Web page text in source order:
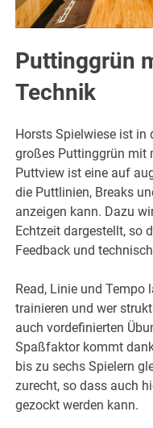
Puttinggrün
Technik
Horsts Spielwiese ist in
großes Puttinggrün mit
Puttview ist eine auf
die Puttlinien, Breaks
anzeigen kann. Dazu
Echtzeit dargestellt, so
Feedback und
Read, Linie und Tempo
trainieren und wer
auch vordefinierten
Spaßfaktor kommt
bis zu sechs Spielern
zurecht, so dass auch
gezockt werden kann.